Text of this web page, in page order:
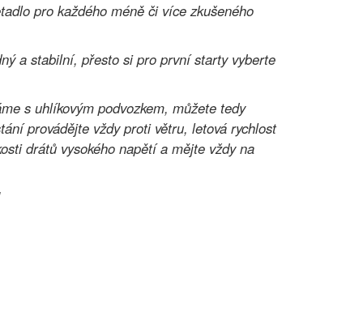
pro každého méně či více zkušeného
a stabilní, přesto si pro první starty vyberte
s uhlíkovým podvozkem, můžete tedy
provádějte vždy proti větru, letová rychlost
drátů vysokého napětí a mějte vždy na